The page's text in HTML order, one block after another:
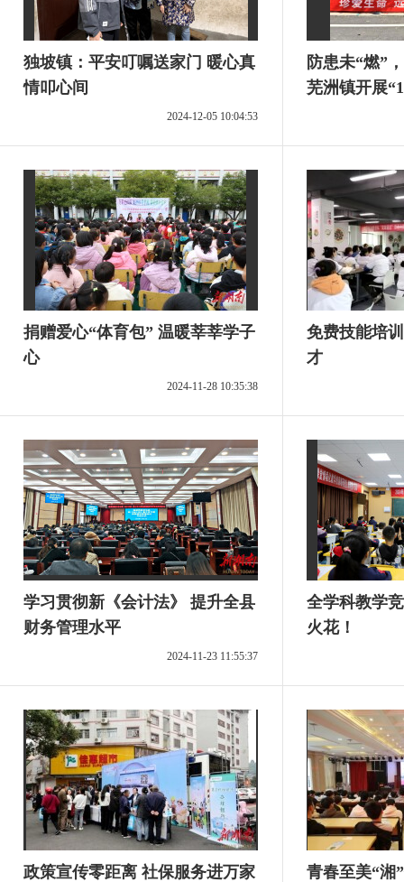
独坡镇：平安叮嘱送家门 暖心真
情叩心间
2024-12-05 10:04:53
防患未“燃”
芜洲镇开展
捐赠爱心“体育包” 温暖莘莘学子
心
2024-11-28 10:35:38
免费技能培
才
学习贯彻新《会计法》 提升全县
财务管理水平
2024-11-23 11:55:37
全学科教学
火花！
政策宣传零距离 社保服务进万家
青春至美“湘